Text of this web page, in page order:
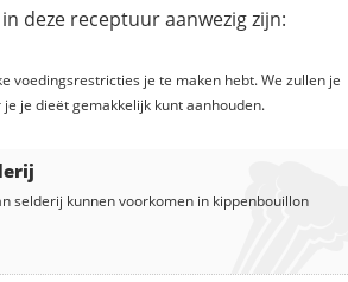
deze receptuur aanwezig zijn:
voedingsrestricties je te maken hebt. We zullen je
je dieët gemakkelijk kunt aanhouden.
selderij kunnen voorkomen in kippenbouillon